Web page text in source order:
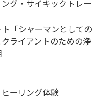
グ・サイキックトレー
「シャーマンとしての
ライアントのための浄
ーリング体験